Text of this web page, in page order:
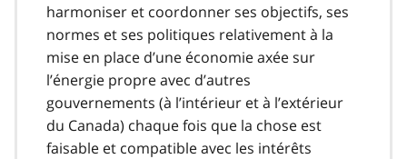
harmoniser et coordonner ses objectifs, ses
normes et ses politiques relativement à la
mise en place d’une économie axée sur
l’énergie propre avec d’autres
gouvernements (à l’intérieur et à l’extérieur
du Canada) chaque fois que la chose est
faisable et compatible avec les intérêts